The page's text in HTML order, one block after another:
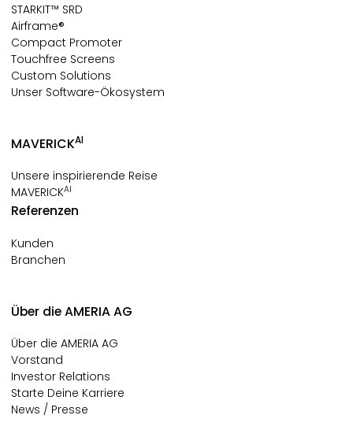
STARKIT™ SRD
Airframe®
Compact Promoter
Touchfree Screens
Custom Solutions
Unser Software-Ökosystem
MAVERICKAI
Unsere inspirierende Reise
MAVERICKAI
Referenzen
Kunden
Branchen
Über die AMERIA AG
Über die AMERIA AG
Vorstand
Investor Relations
Starte Deine Karriere
News / Presse